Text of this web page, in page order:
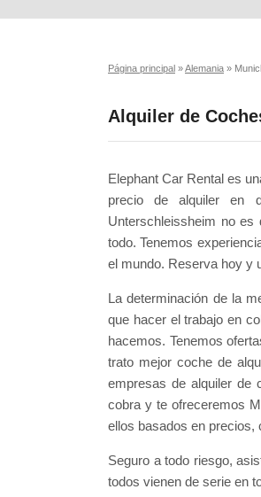
Página principal »Alemania »
Alquiler de
Elephant Car Rental es
precio de alquiler en
Unterschleissheim no
todo. Tenemos
el mundo. Reserva hoy y
La determinación de la
que hacer el trabajo en
hacemos. Tenemos
trato mejor coche de
empresas de alquiler de
cobra y te ofreceremos
ellos basados en
Seguro a todo riesgo,
todos vienen de serie en